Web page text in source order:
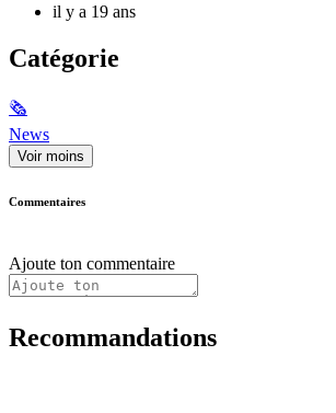
il y a 19 ans
Catégorie
🗞
News
Voir moins
Commentaires
Ajoute ton commentaire
Recommandations